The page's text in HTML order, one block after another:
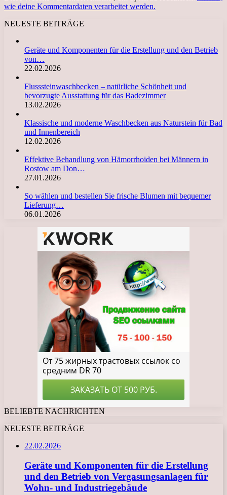
wie deine Kommentardaten verarbeitet werden.
NEUESTE BEITRÄGE
Geräte und Komponenten für die Erstellung und den Betrieb
von…
22.02.2026
Flusssteinwaschbecken – natürliche Schönheit und
bevorzugte Ausstattung für das Badezimmer
13.02.2026
Klassische und moderne Waschbecken aus Naturstein für Bad
und Innenbereich
12.02.2026
Effektive Behandlung von Hämorrhoiden bei Männern in
Rostow am Don…
27.01.2026
So wählen und bestellen Sie frische Blumen mit bequemer
Lieferung…
06.01.2026
BELIEBTE NACHRICHTEN
NEUESTE BEITRÄGE
22.02.2026
Geräte und Komponenten für die Erstellung
und den Betrieb von Vergasungsanlagen für
Wohn- und Industriegebäude